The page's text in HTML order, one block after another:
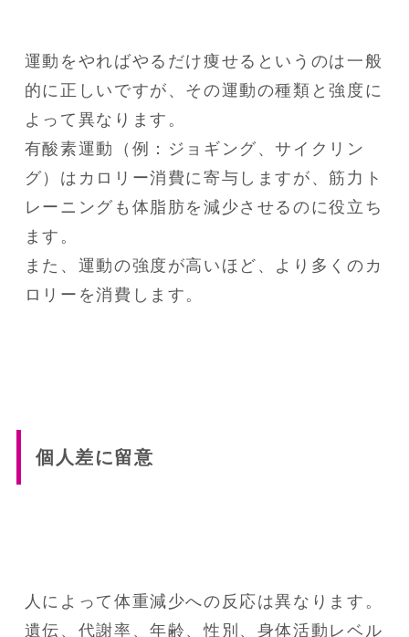
運動をやればやるだけ痩せるというのは一般
的に正しいですが、その運動の種類と強度に
よって異なります。
有酸素運動（例：ジョギング、サイクリン
グ）はカロリー消費に寄与しますが、筋力ト
レーニングも体脂肪を減少させるのに役立ち
ます。
また、運動の強度が高いほど、より多くのカ
ロリーを消費します。
個人差に留意
人によって体重減少への反応は異なります。
遺伝、代謝率、年齢、性別、身体活動レベル